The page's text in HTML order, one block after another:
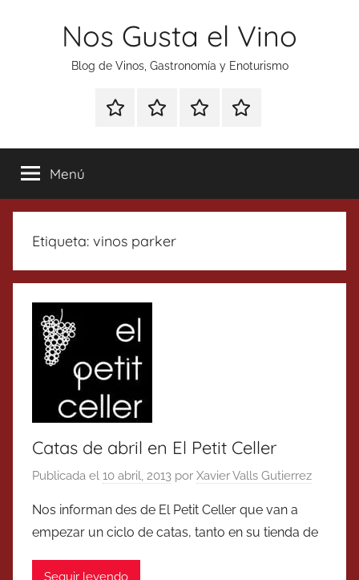
Nos Gusta el Vino
Blog de Vinos, Gastronomía y Enoturismo
Especial
Tonics
Enoturismo
Gastronomía
RankingContacto
Menú
Etiqueta: vinos parker
Catas de abril en El Petit Celler
Publicada el 10 abril, 2013 por Xavier Valls Gutierrez
Nos informan des de El Petit Celler que van a
empezar un ciclo de catas, tanto en su tienda de
Seguir leyendo